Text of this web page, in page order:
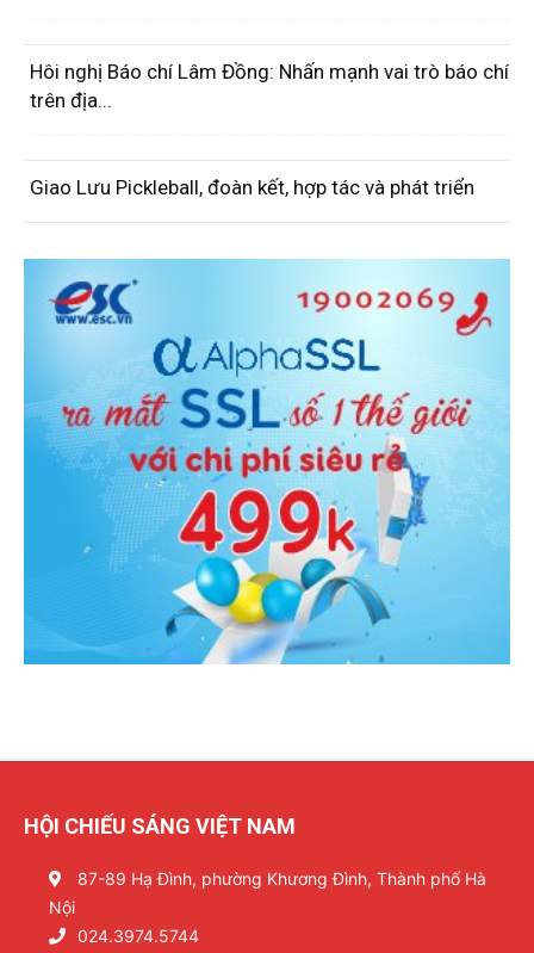
Hôi nghị Báo chí Lâm Đồng: Nhấn mạnh vai trò báo chí
trên địa...
Giao Lưu Pickleball, đoàn kết, hợp tác và phát triển
HỘI CHIẾU SÁNG VIỆT NAM
87-89 Hạ Đình, phường Khương Đình, Thành phố Hà
Nội
024.3974.5744